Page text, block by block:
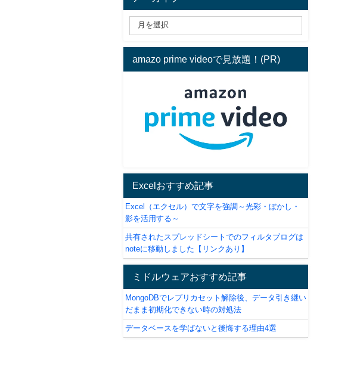
amazo prime videoで見放題！(PR)
Excelおすすめ記事
Excel（エクセル）で文字を強調～光彩・ぼかし・
影を活用する～
共有されたスプレッドシートでのフィルタブログは
noteに移動しました【リンクあり】
ミドルウェアおすすめ記事
MongoDBでレプリカセット解除後、データ引き継い
だまま初期化できない時の対処法
データベースを学ばないと後悔する理由4選